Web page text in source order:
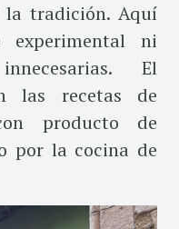
la tradición. Aquí
experimental ni
El
las recetas de
producto de
por la cocina de